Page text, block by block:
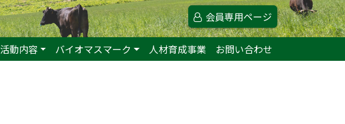
会員専用ページ
活動内容 バイオマスマーク 人材育成事業 お問い合わせ